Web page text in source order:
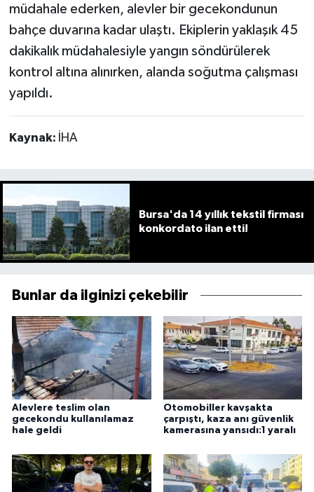
müdahale ederken, alevler bir gecekondunun
bahçe duvarına kadar ulaştı. Ekiplerin yaklaşık 45
dakikalık müdahalesiyle yangın söndürülerek
kontrol altına alınırken, alanda soğutma çalışması
yapıldı.
Kaynak: İHA
Bursa'da 14 yıllık tekstil firması
konkordato ilan etti!
Bunlar da ilginizi çekebilir
Alevlere teslim olan
gecekondu kullanılamaz
hale geldi
Otomobiller kavşakta
çarpıştı, kaza anı güvenlik
kamerasına yansıdı:1 yaralı